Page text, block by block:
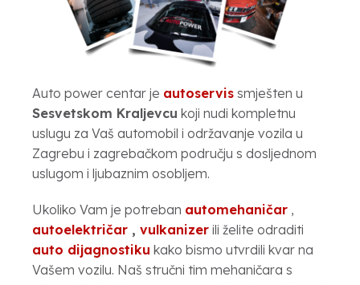
Auto power centar je autoservis smješten u
Sesvetskom Kraljevcu koji nudi kompletnu
uslugu za Vaš automobil i održavanje vozila u
Zagrebu i zagrebačkom području s dosljednom
uslugom i ljubaznim osobljem.
Ukoliko Vam je potreban automehaničar ,
autoelektričar , vulkanizer ili želite odraditi
auto dijagnostiku kako bismo utvrdili kvar na
Vašem vozilu. Naš stručni tim mehaničara s